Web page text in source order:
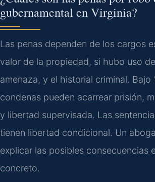
gubernamental en Virginia?
Las penas dependen de los cargos
valor de la propiedad, si hubo uso
amenaza, y el historial criminal. Bajo
condenas pueden acarrear prisión,
y libertad supervisada. Las
tienen libertad condicional. Un
explicar las posibles consecuencias
concreto.